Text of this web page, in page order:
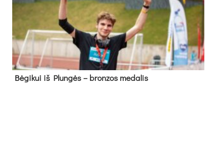
Bė­gi­kui iš Plun­gės – bron­zos me­da­lis